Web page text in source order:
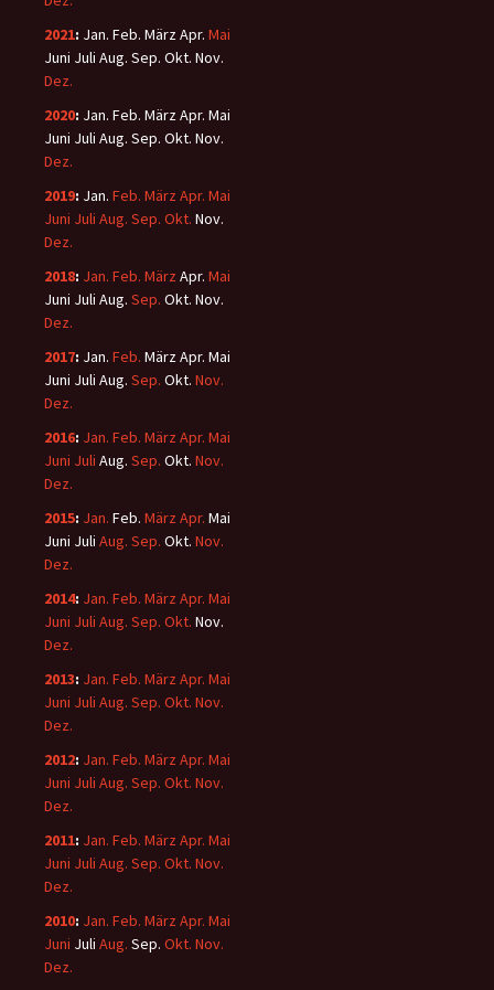
2021: Jan. Feb. MärzApr. Mai
Juni Juli Aug. Sep. Okt. Nov.
Dez.
2020: Jan. Feb. MärzApr. Mai
Juni Juli Aug. Sep. Okt. Nov.
Dez.
2019: Jan. Feb. März Apr. Mai
Juni Juli Aug. Sep. Okt. Nov.
Dez.
2018: Jan. Feb. März Apr. Mai
Juni Juli Aug. Sep. Okt. Nov.
Dez.
2017: Jan. Feb. MärzApr. Mai
Juni Juli Aug. Sep. Okt. Nov.
Dez.
2016: Jan. Feb. März Apr. Mai
Juni Juli Aug. Sep. Okt. Nov.
Dez.
2015: Jan. Feb. März Apr. Mai
Juni Juli Aug. Sep. Okt. Nov.
Dez.
2014: Jan. Feb. März Apr. Mai
Juni Juli Aug. Sep. Okt. Nov.
Dez.
2013: Jan. Feb. März Apr. Mai
Juni Juli Aug. Sep. Okt. Nov.
Dez.
2012: Jan. Feb. März Apr. Mai
Juni Juli Aug. Sep. Okt. Nov.
Dez.
2011: Jan. Feb. März Apr. Mai
Juni Juli Aug. Sep. Okt. Nov.
Dez.
2010: Jan. Feb. März Apr. Mai
Juni Juli Aug. Sep. Okt. Nov.
Dez.